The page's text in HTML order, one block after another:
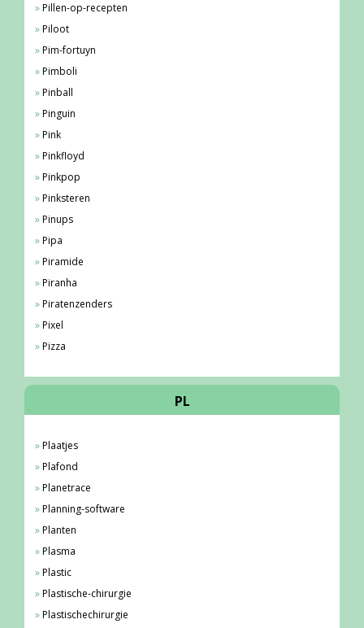
Pillen-op-recepten
Piloot
Pim-fortuyn
Pimboli
Pinball
Pinguin
Pink
Pinkfloyd
Pinkpop
Pinksteren
Pinups
Pipa
Piramide
Piranha
Piratenzenders
Pixel
Pizza
PL
Plaatjes
Plafond
Planetrace
Planning-software
Planten
Plasma
Plastic
Plastische-chirurgie
Plastischechirurgie